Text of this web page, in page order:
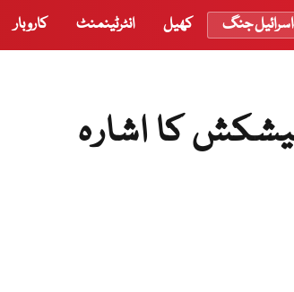
اسرائیل جنگ کھیل انٹرٹینمنٹ کاروبار
کا اشارہ